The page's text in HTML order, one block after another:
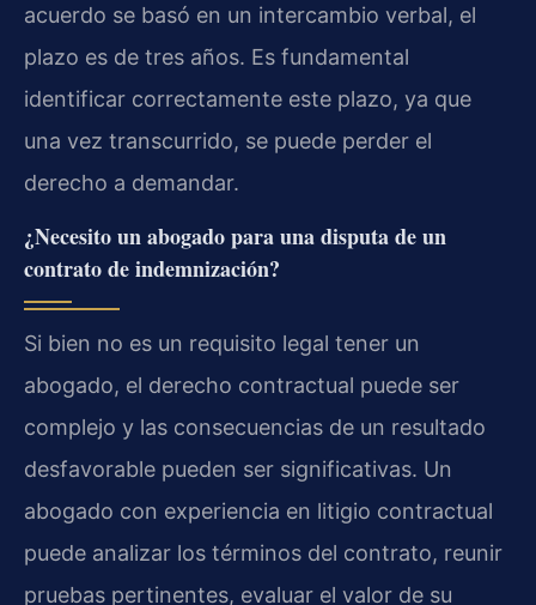
acuerdo se basó en un intercambio verbal, el
plazo es de tres años. Es fundamental
identificar correctamente este plazo, ya que
una vez transcurrido, se puede perder el
derecho a demandar.
¿Necesito un abogado para una disputa de un
contrato de indemnización?
Si bien no es un requisito legal tener un
abogado, el derecho contractual puede ser
complejo y las consecuencias de un resultado
desfavorable pueden ser significativas. Un
abogado con experiencia en litigio contractual
puede analizar los términos del contrato, reunir
pruebas pertinentes, evaluar el valor de su